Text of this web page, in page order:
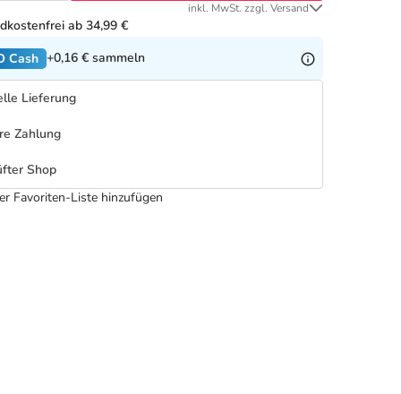
inkl. MwSt. zzgl. Versand
ab 34,99 €
Cash +0,16 € sammeln
Lieferung
Zahlung
Shop
Favoriten-Liste hinzufügen